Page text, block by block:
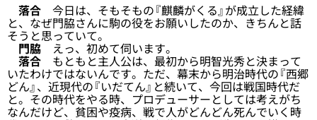
落合 今日は、そもそもの『麒麟がくる』が成立した経緯
と、なぜ門脇さんに駒の役をお願いしたのか、きちんと話
そうと思っていて。
門脇 えっ、初めて伺います。
落合 もともと主人公は、最初から明智光秀と決まって
いたわけではないんです。ただ、幕末から明治時代の『西郷
どん』、近現代の『いだてん』と続いて、今回は戦国時代だ
と。その時代をやる時、プロデューサーとしては考えがち
なんだけど、貧困や疫病、戦で人がどんどん死んでいく時